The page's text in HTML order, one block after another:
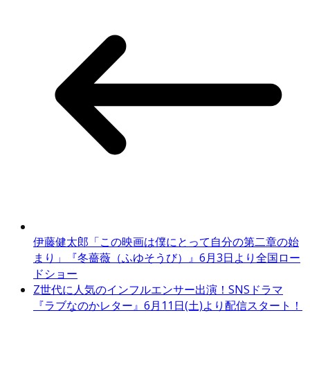
伊藤健太郎「この映画は僕にとって自分の第二章の始
まり」『冬薔薇（ふゆそうび）』6月3日より全国ロー
ドショー
Z世代に人気のインフルエンサー出演！SNSドラマ
『ラブなのかレター』6月11日(土)より配信スタート！